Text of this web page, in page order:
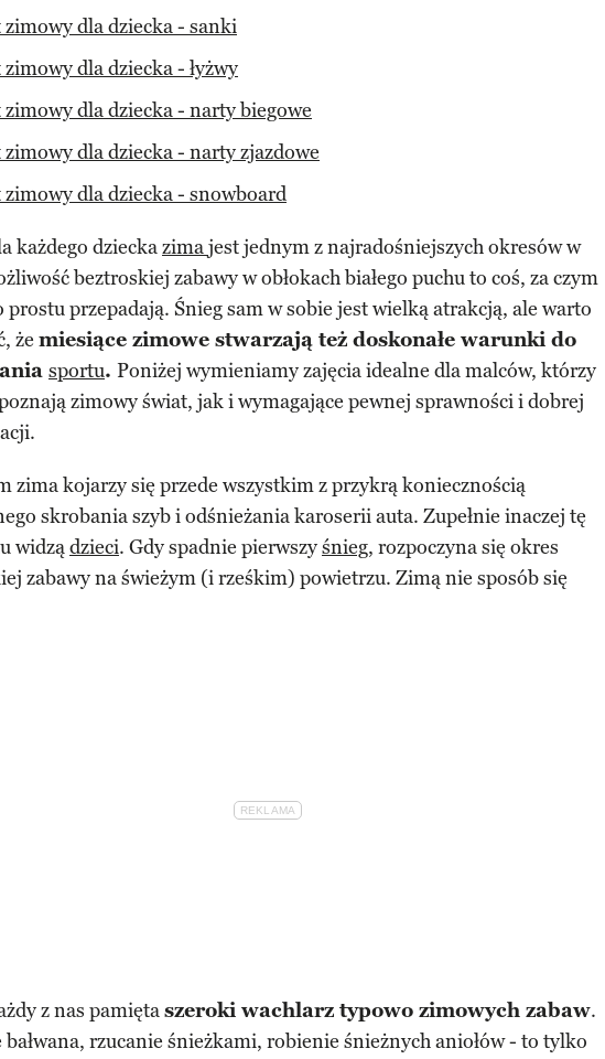
zimowy dla dziecka - sanki
dla dziecka - łyżwy
zimowy dla dziecka - narty biegowe
zimowy dla dziecka - narty zjazdowe
zimowy dla dziecka - snowboard
każdego dzieckazimajest jednym z najradośniejszych okresów w
beztroskiej zabawy w obłokach białego puchu to coś, za czym
prostu przepadają. Śnieg sam w sobie jest wielką atrakcją, ale warto
że miesiące zimowe stwarzają też doskonałe warunki do
sportu. Poniżej wymieniamy zajęcia idealne dla malców, którzy
zimowy świat, jak i wymagające pewnej sprawności i dobrej
zima kojarzy się przede wszystkim z przykrą koniecznością
skrobania szyb i odśnieżania karoserii auta. Zupełnie inaczej tę
widządzieci. Gdy spadnie pierwszyśnieg, rozpoczyna się okres
zabawy na świeżym (i rześkim) powietrzu. Zimą nie sposób się
z nas pamiętaszeroki wachlarz typowo zimowych zabaw.
bałwana, rzucanie śnieżkami, robienie śnieżnych aniołów - to tylko